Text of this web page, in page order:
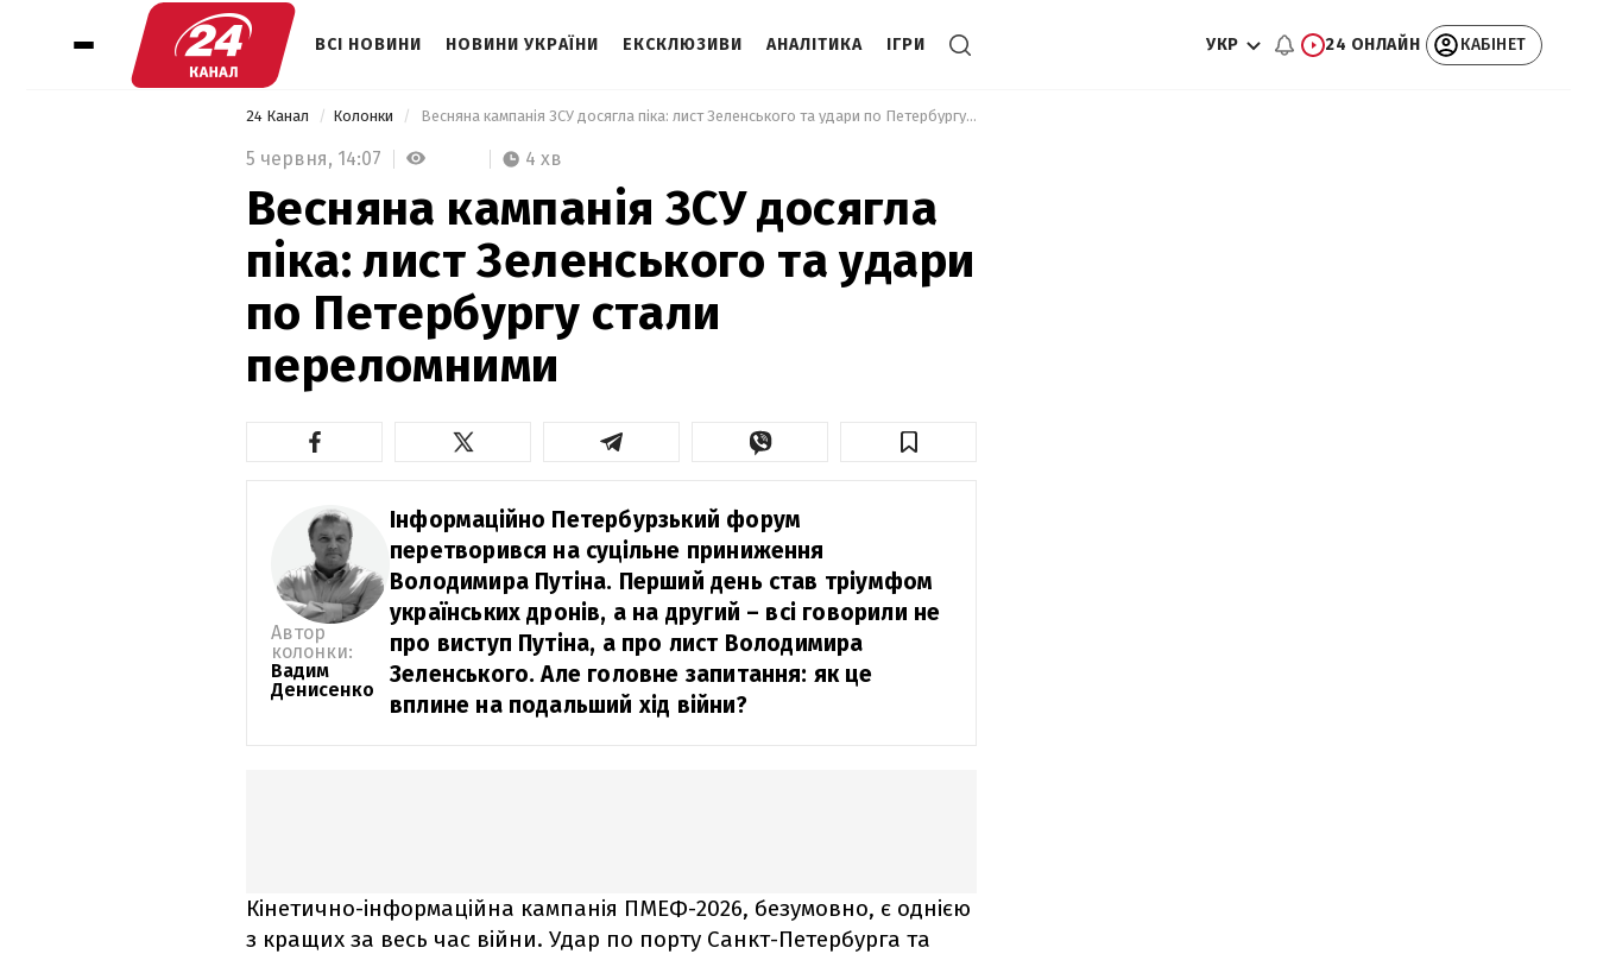
ВСІ НОВИНИ НОВИНИ УКРАЇНИ ЕКСКЛЮЗИВИ АНАЛІТИКА ІГРИ УКР 24 ОНЛАЙН КАБІНЕТ
24 Канал Колонки Весняна кампанія ЗСУ досягла піка: лист Зеленського та удари по Петербургу стали переломними
5 червня, 14:07 4 хв
Весняна кампанія ЗСУ досягла
піка: лист Зеленського та удари
по Петербургу стали
переломними
Автор
колонки:
Вадим
Денисенко
Інформаційно Петербурзький форум
перетворився на суцільне приниження
Володимира Путіна. Перший день став тріумфом
українських дронів, а на другий – всі говорили не
про виступ Путіна, а про лист Володимира
Зеленського. Але головне запитання: як це
вплине на подальший хід війни?
Кінетично-інформаційна кампанія ПМЕФ-2026, безумовно, є однією
з кращих за весь час війни. Удар по порту Санкт-Петербурга та